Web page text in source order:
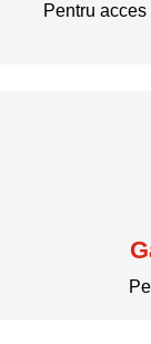
Pentru